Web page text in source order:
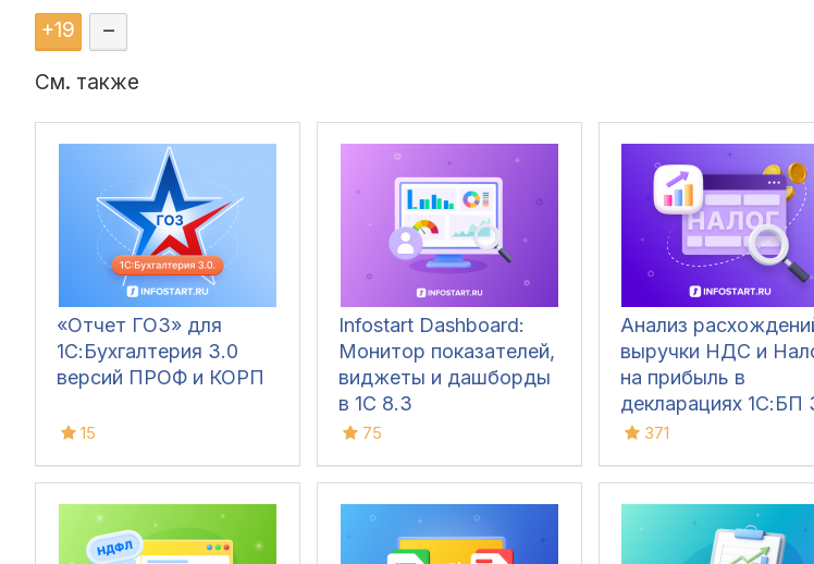
+19 –
См. также
«Отчет ГОЗ» для
1С:Бухгалтерия 3.0
версий ПРОФ и КОРП
15
Infostart Dashboard:
Монитор показателей,
виджеты и дашборды
в 1С 8.3
75
Анализ
выручки НДС и
на прибыль в
декларациях 1С:БП
ПРОФ и КОРП/КА
371